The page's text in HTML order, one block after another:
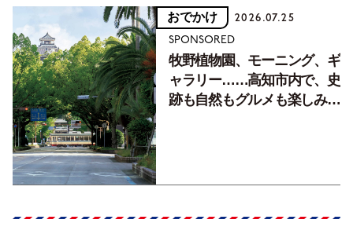
おでかけ 2026.07.25
SPONSORED
牧野植物園、モーニング、ギ
ャラリー……高知市内で、史
跡も自然もグルメも楽しみ尽